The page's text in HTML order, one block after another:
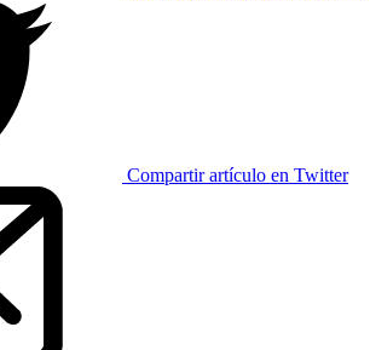
Compartir artículo en Twitter